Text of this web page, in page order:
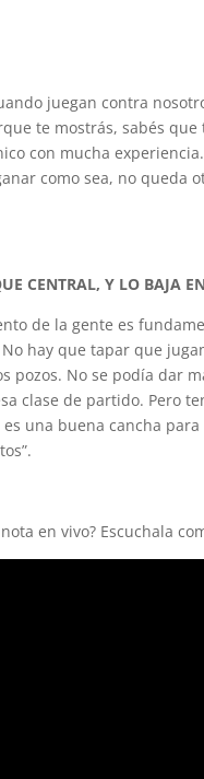
juegan contra
te mostrás, sabés
con mucha
como sea, no queda
CENTRAL, Y LO BAJA
de la gente es
hay que tapar que
pozos. No se podía dar
clase de partido. Pero
una buena cancha
en vivo? Escuchala